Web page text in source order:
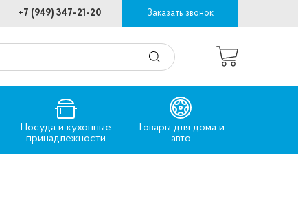
Заказать звонок
+7 (949) 347-21-20
Посуда и кухонные
принадлежности
Товары для дома и
авто